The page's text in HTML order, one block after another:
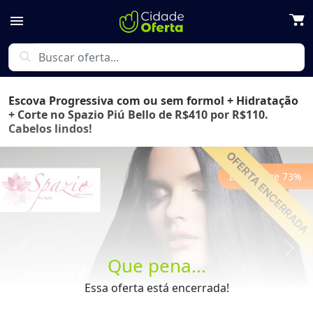
menu
search
Que pena...
Essa oferta está encerrada!
Escova Progressiva com ou sem formol + Hidratação
+ Corte no Spazio Piú Bello de R$410 por R$110.
Cabelos lindos!
Economize 73%